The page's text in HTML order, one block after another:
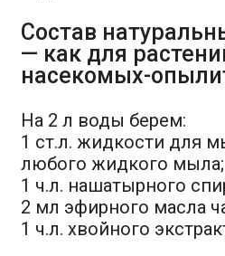
Состав
— как для
насекомых-
На 2 л воды берем:
1 ст.л. жидкости для
любого жидкого мыла;
1 ч.л. нашатырного
2 мл эфирного масла
1 ч.л. хвойного